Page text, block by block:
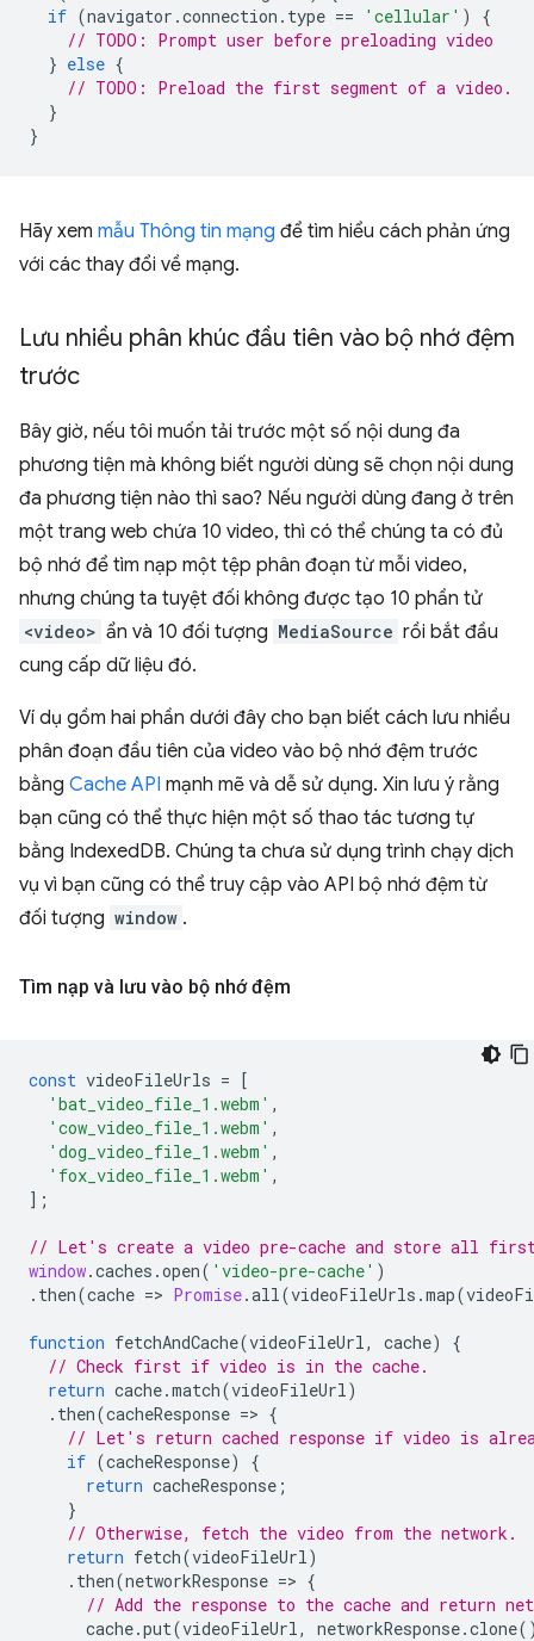
if (navigator .connection . type == 'cellular' )
{
// TODO: Prompt user before preloading video
} else {
// TODO: Preload the first segment of a video.
}
}
Hãy xem mẫu Thông tin mạng để tìm hiểu cách phản ứng
với các thay đổi về mạng.
Lưu nhiều phân khúc đầu tiên vào bộ nhớ đệm
trước
Bây giờ, nếu tôi muốn tải trước một số nội dung đa
phương tiện mà không biết người dùng sẽ chọn nội dung
đa phương tiện nào thì sao? Nếu người dùng đang ở trên
một trang web chứa 10 video, thì có thể chúng ta có đủ
bộ nhớ để tìm nạp một tệp phân đoạn từ mỗi video,
nhưng chúng ta tuyệt đối không được tạo 10 phần tử
<video> ẩn và 10 đối tượng MediaSource rồi bắt đầu
cung cấp dữ liệu đó.
Ví dụ gồm hai phần dưới đây cho bạn biết cách lưu nhiều
phân đoạn đầu tiên của video vào bộ nhớ đệm trước
bằng Cache API mạnh mẽ và dễ sử dụng. Xin lưu ý rằng
bạn cũng có thể thực hiện một số thao tác tương tự
bằng IndexedDB. Chúng ta chưa sử dụng trình chạy dịch
vụ vì bạn cũng có thể truy cập vào API bộ nhớ đệm từ
đối tượng window .
Tìm nạp và lưu vào bộ nhớ đệm
const videoFileUrls = [
'bat_video_file_1.webm' ,
'cow_video_file_1.webm' ,
'dog_video_file_1.webm' ,
'fox_video_file_1.webm' ,
];
// Let's create a video pre-cache and store all first
window.caches .open( 'video-pre-cache' )
. then(cache => Promise.all(videoFileUrls .map(
function fetchAndCache(videoFileUrl, cache)
{
// Check first if video is in the cache.
return cache.match(videoFileUrl)
. then(cacheResponse => {
// Let's return cached response if video is
if (cacheResponse)
{
return cacheResponse ;
}
// Otherwise, fetch the video from the network.
return fetch(videoFileUrl)
. then(networkResponse => {
// Add the response to the cache and return
cache.put(videoFileUrl, networkResponse.clone